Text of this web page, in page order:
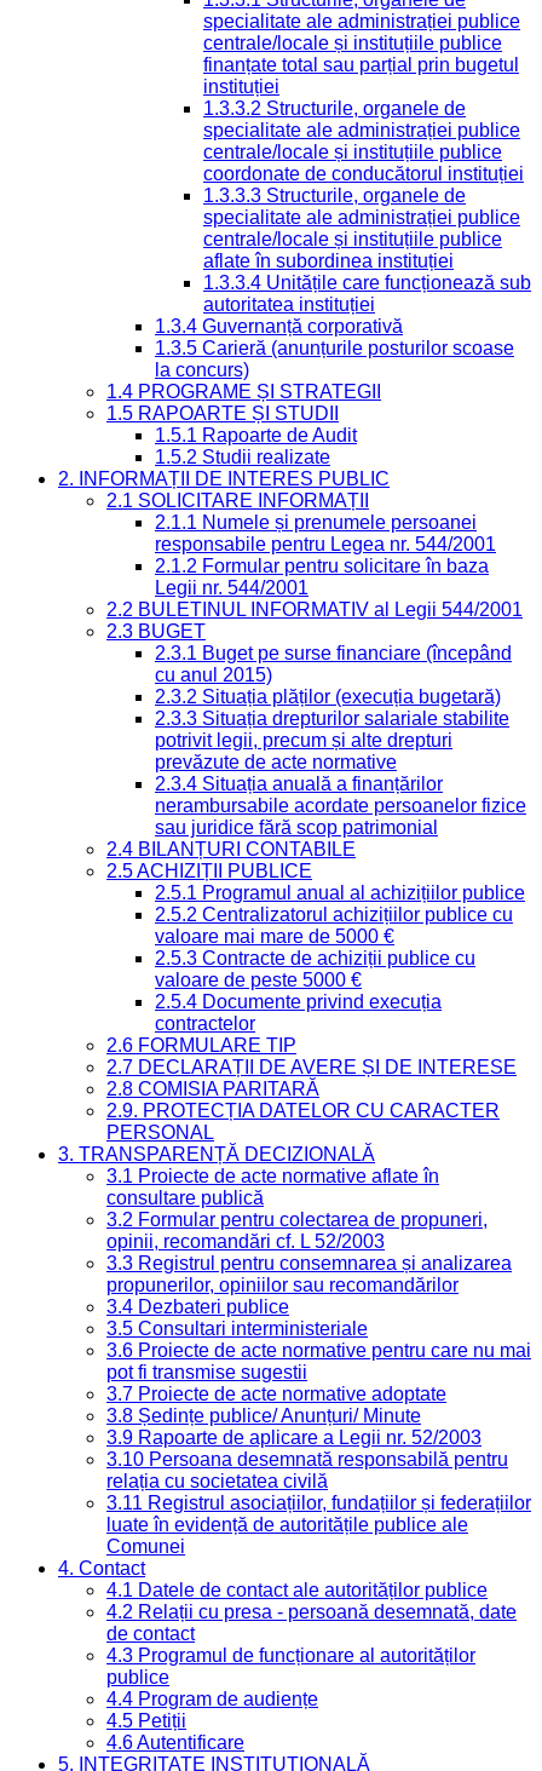
specialitate ale administrației publice
centrale/locale și instituțiile publice
finanțate total sau parțial prin bugetul
instituției
1.3.3.2 Structurile, organele de
specialitate ale administrației publice
centrale/locale și instituțiile publice
coordonate de conducătorul instituției
1.3.3.3 Structurile, organele de
specialitate ale administrației publice
centrale/locale și instituțiile publice
aflate în subordinea instituției
1.3.3.4 Unitățile care funcționează sub
autoritatea instituției
1.3.4 Guvernanță corporativă
1.3.5 Carieră (anunțurile posturilor scoase
la concurs)
1.4 PROGRAME ȘI STRATEGII
1.5 RAPOARTE ȘI STUDII
1.5.1 Rapoarte de Audit
1.5.2 Studii realizate
2. INFORMAȚII DE INTERES PUBLIC
2.1 SOLICITARE INFORMAȚII
2.1.1 Numele și prenumele persoanei
responsabile pentru Legea nr. 544/2001
2.1.2 Formular pentru solicitare în baza
Legii nr. 544/2001
2.2 BULETINUL INFORMATIV al Legii 544/2001
2.3 BUGET
2.3.1 Buget pe surse financiare (începând
cu anul 2015)
2.3.2 Situația plăților (execuția bugetară)
2.3.3 Situația drepturilor salariale stabilite
potrivit legii, precum și alte drepturi
prevăzute de acte normative
2.3.4 Situația anuală a finanțărilor
nerambursabile acordate persoanelor fizice
sau juridice fără scop patrimonial
2.4 BILANȚURI CONTABILE
2.5 ACHIZIȚII PUBLICE
2.5.1 Programul anual al achizițiilor publice
2.5.2 Centralizatorul achizițiilor publice cu
valoare mai mare de 5000 €
2.5.3 Contracte de achiziții publice cu
valoare de peste 5000 €
2.5.4 Documente privind execuția
contractelor
2.6 FORMULARE TIP
2.7 DECLARAȚII DE AVERE ȘI DE INTERESE
2.8 COMISIA PARITARĂ
2.9. PROTECȚIA DATELOR CU CARACTER
PERSONAL
3. TRANSPARENȚĂ DECIZIONALĂ
3.1 Proiecte de acte normative aflate în
consultare publică
3.2 Formular pentru colectarea de propuneri,
opinii, recomandări cf. L 52/2003
3.3 Registrul pentru consemnarea și analizarea
propunerilor, opiniilor sau recomandărilor
3.4 Dezbateri publice
3.5 Consultari interministeriale
3.6 Proiecte de acte normative pentru care nu mai
pot fi transmise sugestii
3.7 Proiecte de acte normative adoptate
3.8 Ședințe publice/ Anunțuri/ Minute
3.9 Rapoarte de aplicare a Legii nr. 52/2003
3.10 Persoana desemnată responsabilă pentru
relația cu societatea civilă
3.11 Registrul asociațiilor, fundațiilor și federațiilor
luate în evidență de autoritățile publice ale
Comunei
4. Contact
4.1 Datele de contact ale autorităților publice
4.2 Relații cu presa - persoană desemnată, date
de contact
4.3 Programul de funcționare al autorităților
publice
4.4 Program de audiențe
4.5 Petiții
4.6 Autentificare
5. INTEGRITATE INSTITUȚIONALĂ